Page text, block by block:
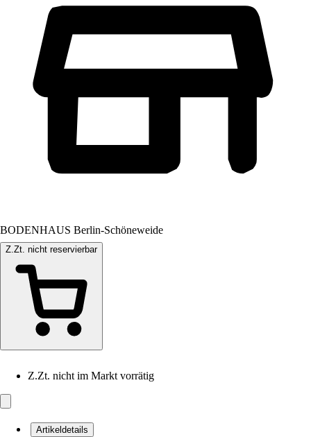
BODENHAUS Berlin-Schöneweide
Z.Zt. nicht reservierbar
Z.Zt. nicht im Markt vorrätig
Artikeldetails